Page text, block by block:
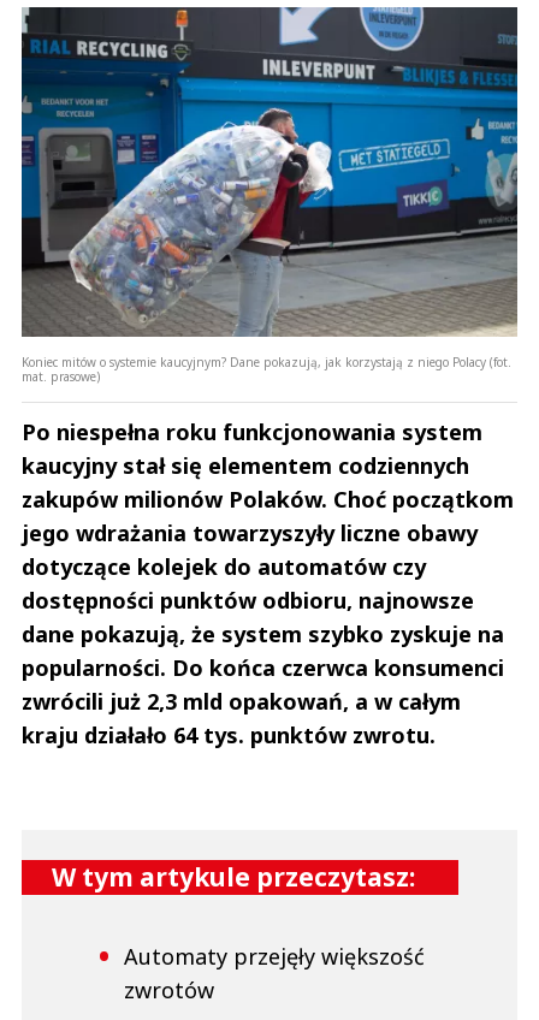
Koniec mitów o systemie kaucyjnym? Dane pokazują, jak korzystają z niego Polacy (fot.
mat. prasowe)
Po niespełna roku funkcjonowania system
kaucyjny stał się elementem codziennych
zakupów milionów Polaków. Choć początkom
jego wdrażania towarzyszyły liczne obawy
dotyczące kolejek do automatów czy
dostępności punktów odbioru, najnowsze
dane pokazują, że system szybko zyskuje na
popularności. Do końca czerwca konsumenci
zwrócili już 2,3 mld opakowań, a w całym
kraju działało 64 tys. punktów zwrotu.
W tym artykule przeczytasz:
Automaty przejęły większość
zwrotów